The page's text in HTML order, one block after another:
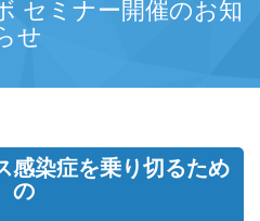
セミナー開催のお知
せ
感染症を乗り切るため
の